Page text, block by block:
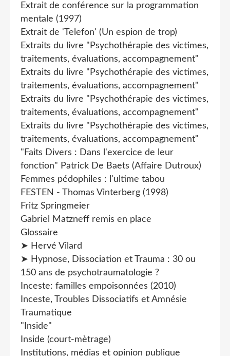
Extrait de conférence sur la programmation
mentale (1997)
Extrait de 'Telefon' (Un espion de trop)
Extraits du livre "Psychothérapie des victimes,
traitements, évaluations, accompagnement"
Extraits du livre "Psychothérapie des victimes,
traitements, évaluations, accompagnement"
Extraits du livre "Psychothérapie des victimes,
traitements, évaluations, accompagnement"
Extraits du livre "Psychothérapie des victimes,
traitements, évaluations, accompagnement"
"Faits Divers : Dans l'exercice de leur
fonction" Patrick De Baets (Affaire Dutroux)
Femmes pédophiles : l'ultime tabou
FESTEN - Thomas Vinterberg (1998)
Fritz Springmeier
Gabriel Matzneff remis en place
Glossaire
➤ Hervé Vilard
➤ Hypnose, Dissociation et Trauma : 30 ou
150 ans de psychotraumatologie ?
Inceste: familles empoisonnées (2010)
Inceste, Troubles Dissociatifs et Amnésie
Traumatique
"Inside"
Inside (court-mètrage)
Institutions, médias et opinion publique